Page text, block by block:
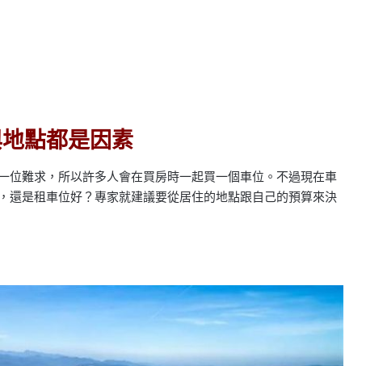
點都是因素
位難求，所以許多人會在買房時一起買一個車位。不過現在車
是租車位好？專家就建議要從居住的地點跟自己的預算來決